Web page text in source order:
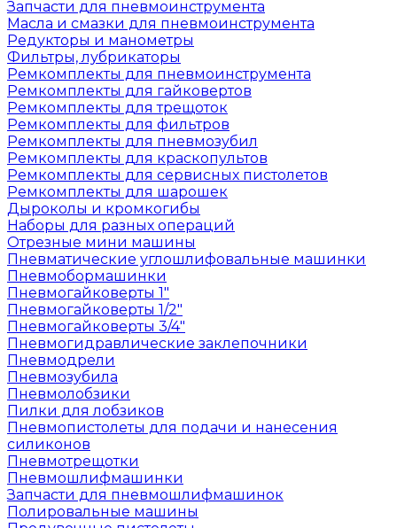
Запчасти для пневмоинструмента
Масла и смазки для пневмоинструмента
Редукторы и манометры
Фильтры, лубрикаторы
Ремкомплекты для пневмоинструмента
Ремкомплекты для гайковертов
Ремкомплекты для трещоток
Ремкомплекты для фильтров
Ремкомплекты для пневмозубил
Ремкомплекты для краскопультов
Ремкомплекты для сервисных пистолетов
Ремкомплекты для шарошек
Дыроколы и кромкогибы
Наборы для разных операций
Отрезные мини машины
Пневматические углошлифовальные машинки
Пневмобормашинки
Пневмогайковерты 1"
Пневмогайковерты 1/2"
Пневмогайковерты 3/4"
Пневмогидравлические заклепочники
Пневмодрели
Пневмозубила
Пневмолобзики
Пилки для лобзиков
Пневмопистолеты для подачи и нанесения
силиконов
Пневмотрещотки
Пневмошлифмашинки
Запчасти для пневмошлифмашинок
Полировальные машины